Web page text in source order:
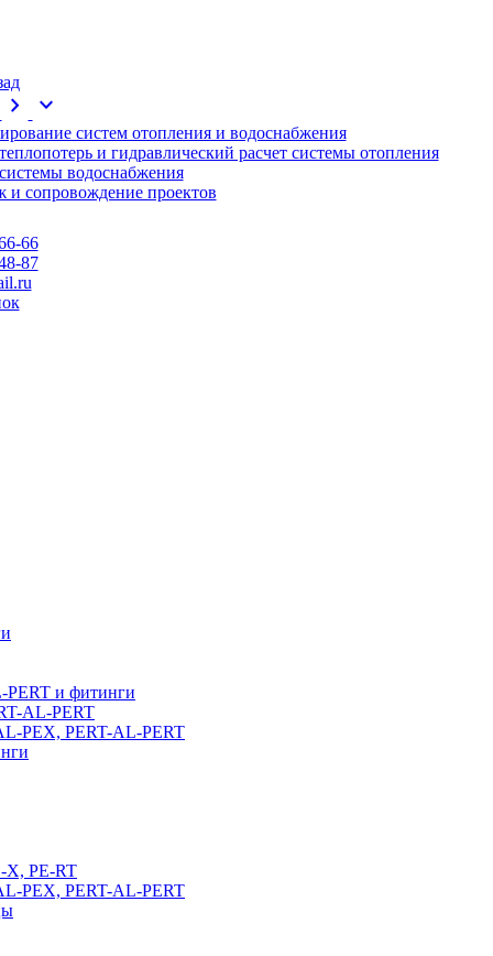
chevron_right expand_more
систем отопления и водоснабжения
и гидравлический расчет системы отопления
водоснабжения
и сопровождение проектов
66
87
PERT и фитинги
AL-PERT
PEX, PERT-AL-PERT
X, PE-RT
PEX, PERT-AL-PERT